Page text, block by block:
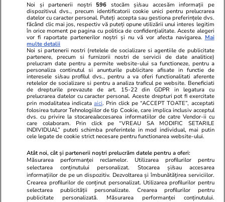
Viva.ro
"Nici acum nu îi știu bine. Nu îi știu familia".
A tăcut luni întregi, dar acum Gina Matache a
spus adevărul despre relația cu ginerele ei,
Radu Siffr...
Unica.ro
Nu și ei! S-au
căsnicie! Cei doi
secret. Nimeni
motiv al
© 2026 Ringier Romania. Toate drepturile rezervate
Noi și partenerii noștri 596 stocăm și/sau accesăm informații pe
dispozitivul dvs., precum identificatorii cookie unici pentru prelucrarea
datelor cu caracter personal. Puteți accepta sau gestiona preferințele dvs.
făcând clic mai jos, respectiv vă puteți opune utilizării unui interes legitim
în orice moment pe pagina cu politica de confidențialitate. Aceste alegeri
vor fi raportate partenerilor noștri și nu vă vor afecta navigarea. Mai
multe detalii
Noi si partenerii nostri (retelele de socializare si agentiile de publicitate
partenere, precum si furnizorii nostri de servicii de date analitice)
prelucram date pentru a permite website-ului sa functioneze, pentru a
personaliza continutul si anunturile publicitare afisate in functie de
interesele si/sau profilul dvs., pentru a va oferi functionalitati aferente
retelelor de socializare si pentru a analiza traficul pe website. Beneficiati
de drepturile prevazute de art. 15-22 din GDPR in legatura cu
prelucrarea datelor cu caracter personal. Aceste drepturi pot fi exercitate
prin modalitatea indicataaici. Prin click pe “ACCEPT TOATE”, acceptati
folosirea tuturor Tehnologiilor de tip Cookie, care implica inclusiv acceptul
dvs. cu privire la stocarea/accesarea informatiilor de catre Vendor-ii cu
care colaboram. Prin click pe “VREAU SA MODIFIC SETARILE
INDIVIDUAL” puteti schimba preferintele in mod individual, mai putin
cele legate de cookie strict necesare pentru functionarea website-ului.
Atât noi, cât și partenerii noștri prelucrăm datele pentru a oferi:
Măsurarea performanței reclamelor. Utilizarea profilurilor pentru
selectarea conținutului personalizat. Stocarea și/sau accesarea
informațiilor de pe un dispozitiv. Dezvoltarea și îmbunătățirea serviciilor.
Crearea profilurilor de conținut personalizat. Utilizarea profilurilor pentru
selectarea publicității personalizate. Crearea profilurilor pentru
publicitate personalizată. Măsurarea performanței conținutului.